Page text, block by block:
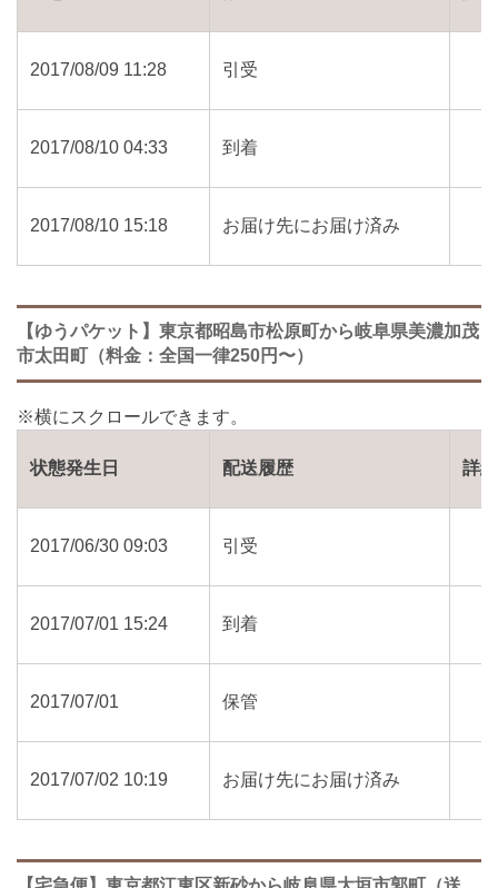
2017/08/09 11:28 引受
2017/08/10 04:33 到着
2017/08/10 15:18 お届け先にお届け済み
【ゆうパケット】東京都昭島市松原町から岐阜県美濃加茂
市太田町（料金：全国一律250円〜）
状態発生日 配送履歴 詳細
2017/06/30 09:03 引受
2017/07/01 15:24 到着
2017/07/01 保管
2017/07/02 10:19 お届け先にお届け済み